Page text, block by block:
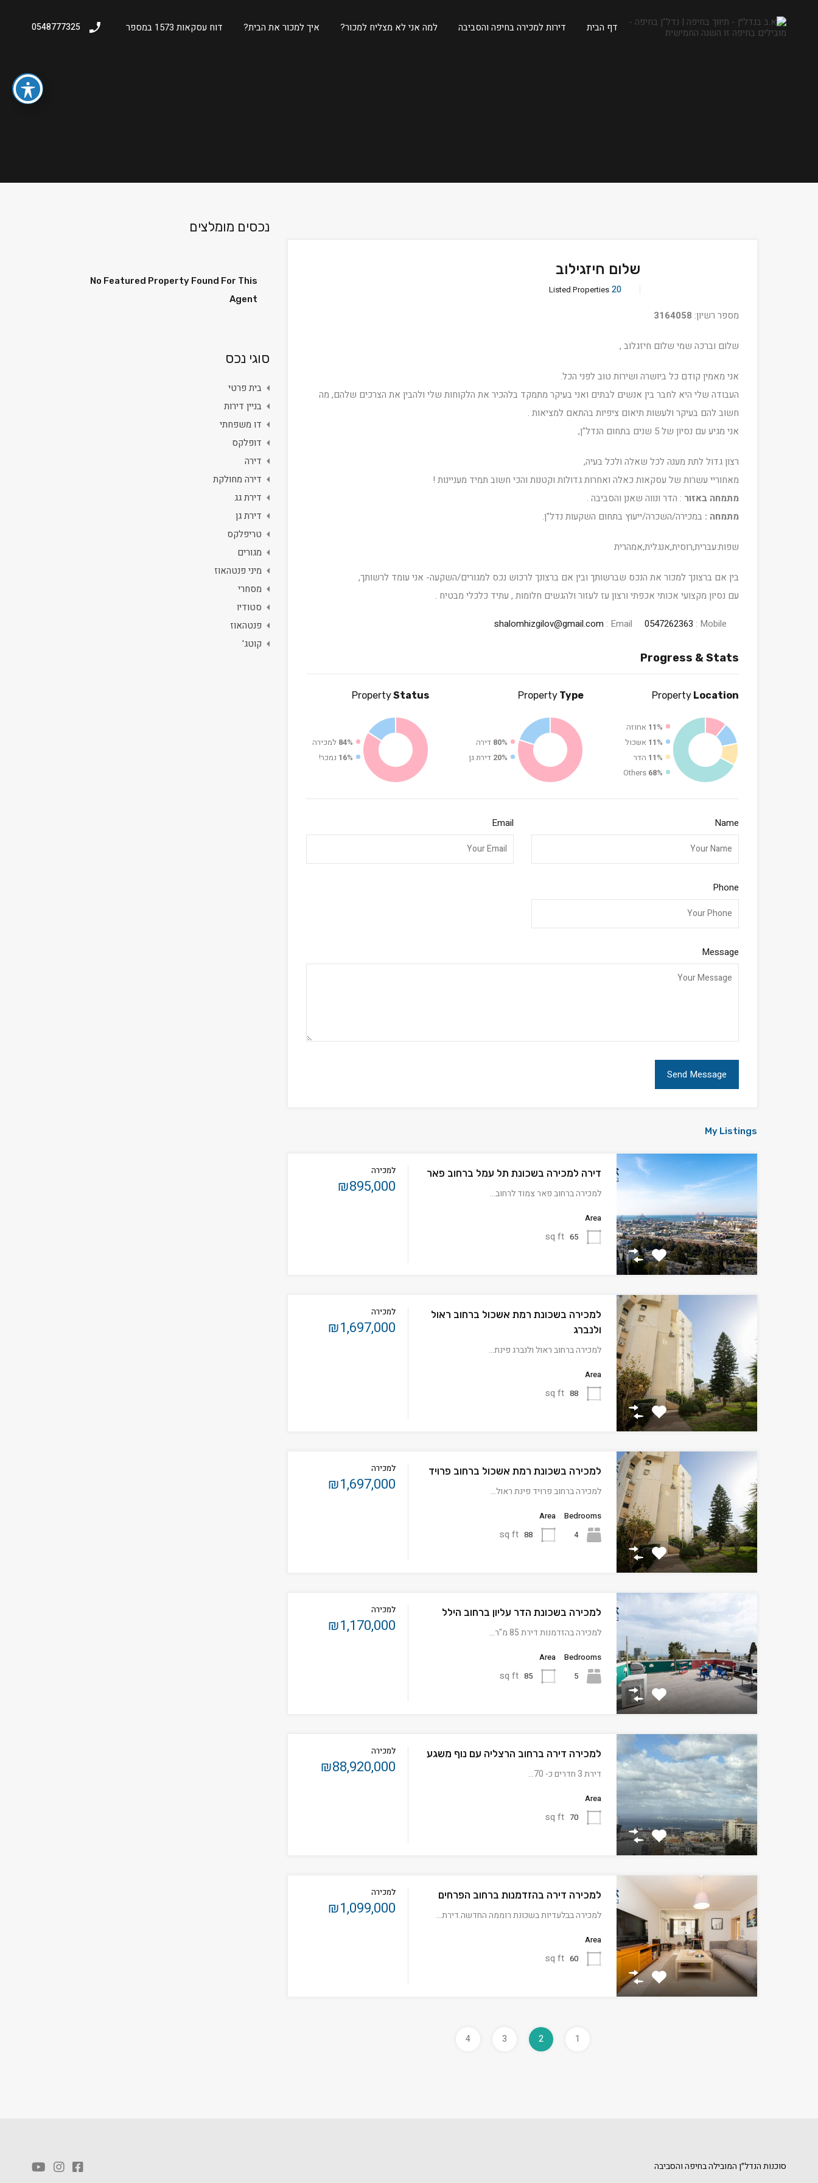
דף הבית דירות למכירה בחיפה והסביבה למה אני לא מצליח למכור? איך למכור את הבית? דוח עסקאות 1573 במספר 0548777325
שלום חיזגילוב
20
Listed Properties
מספר רשיון: 3164058
שלום וברכה שמי שלום חיזגלוב ,
אני מאמין קודם כל ביושרה ושירות טוב לפני הכל.
העבודה שלי היא לחבר בין אנשים לבתים ואני בעיקר מתמקד בלהכיר את הלקוחות שלי ולהבין את הצרכים שלהם, מה
חשוב להם בעיקר ולעשות תיאום ציפיות בהתאם למציאות .
אני מגיע עם נסיון של 5 שנים בתחום הנדל"ן,
רצון גדול לתת מענה לכל שאלה ולכל בעיה,
מאחוריי עשרות של עסקאות כאלה ואחרות גדולות וקטנות והכי חשוב תמיד מעניינות !
מתמחה באזור : הדר ונווה שאנן והסביבה .
מתמחה : במכירה/השכרה/ייעוץ בתחום השקעות נדל"ן.
שפות:עברית,רוסית,אנגלית,אמהרית
בין אם ברצונך למכור את הנכס שברשותך ובין אם ברצונך לרכוש נכס למגורים/השקעה- אני עומד לרשותך,
עם נסיון מקצועי אכותי אכפתי ורצון עז לעזור ולהגשים חלומות , עתיד כלכלי מבטיח .
Mobile :
0547262363
Email :
shalomhizgilov@gmail.com
Progress & Stats
Property Location
11% אחוזה
11% אשכול
11% הדר
68%
Property Type
80% דירה
20% דירת גן
PropertyStatus
84% למכירה
16% נמכר!
Name
Email
Phone
Message
My Listings
דירה למכירה בשכונת תל עמל ברחוב פאר
למכירה ברחוב פאר צמוד לרחוב…
Area
65
sq ft
למכירה
₪895,000
למכירה בשכונת רמת אשכול ברחוב ראול
ולנברג
למכירה ברחוב ראול ולנברג פינת…
Area
88
sq ft
למכירה
₪1,697,000
למכירה בשכונת רמת אשכול ברחוב פרויד
למכירה ברחוב פרויד פינת ראול…
Bedrooms
4
Area
88
sq ft
למכירה
₪1,697,000
למכירה בשכונת הדר עליון ברחוב הילל
למכירה בהזדמנות דירת 85 מ"ר…
Bedrooms
5
Area
85
sq ft
למכירה
₪1,170,000
למכירה דירה ברחוב הרצליה עם נוף משגע
דירת 3 חדרים כ- 70…
Area
70
sq ft
למכירה
₪88,920,000
למכירה דירה בהזדמנות ברחוב הפרחים
למכירה בבלעדיות בשכונת רוממה החדשה.דירת…
Area
60
sq ft
למכירה
₪1,099,000
1
2
3
4
נכסים מומלצים
No Featured Property Found For This
Agent
סוגי נכס
בית פרטי
בניין דירות
דו משפחתי
דופלקס
דירה
דירה מחולקת
דירת גג
דירת גן
טריפלקס
מגורים
מיני פנטהאוז
מסחרי
סטודיו
פנטהאוז
קוטג'
סוכנות הנדל״ן המובילה בחיפה והסביבה